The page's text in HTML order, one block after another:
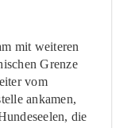
mit weiteren
Grenze
vom
ankamen,
die